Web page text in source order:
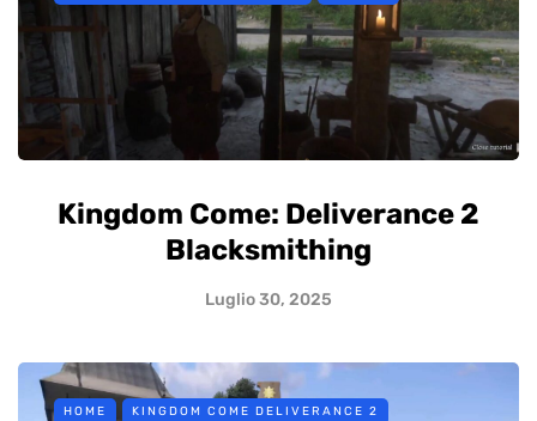
Kingdom Come: Deliverance 2
Blacksmithing
Luglio 30, 2025
HOME KINGDOM COME DELIVERANCE 2